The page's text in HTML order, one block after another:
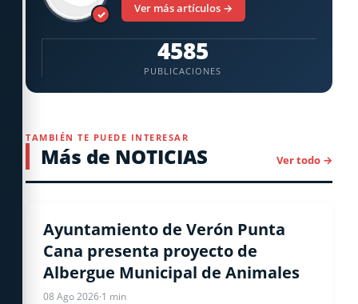
✓ Ver más artículos →
4585
PUBLICACIONES
TAMBIÉN TE PUEDE INTERESAR
Más de NOTICIAS Ver todo →
Ayuntamiento de Verón Punta
Cana presenta proyecto de
Albergue Municipal de Animales
08 Ago 2026·1 min